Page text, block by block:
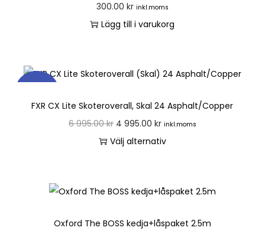
300.00 kr inkl.moms
Lägg till i varukorg
FXR CX Lite Skoteroverall, Skal 24 Asphalt/Copper
6 995.00kr 4 995.00 kr inkl.moms
Välj alternativ
Oxford The BOSS kedja+låspaket 2.5m